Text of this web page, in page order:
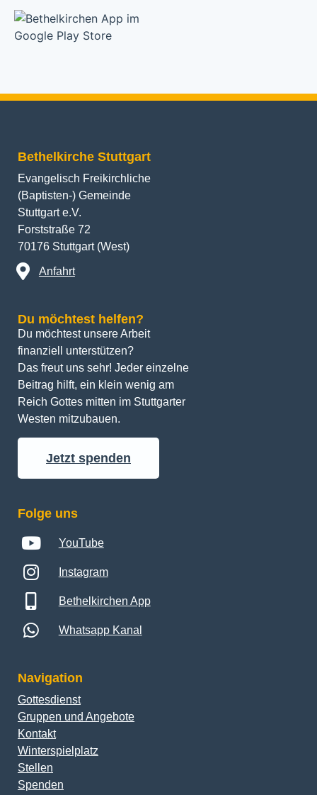
Bethelkirche Stuttgart
Evangelisch Freikirchliche
(Baptisten-) Gemeinde
Stuttgart e.V.
Forststraße 72
70176 Stuttgart (West)
Anfahrt
Du möchtest helfen?
Du möchtest unsere Arbeit
finanziell unterstützen?
Das freut uns sehr! Jeder einzelne
Beitrag hilft, ein klein wenig am
Reich Gottes mitten im Stuttgarter
Westen mitzubauen.
Jetzt spenden
Folge uns
YouTube
Instagram
Bethelkirchen App
Whatsapp Kanal
Navigation
Gottesdienst
Gruppen und Angebote
Kontakt
Winterspielplatz
Stellen
Spenden